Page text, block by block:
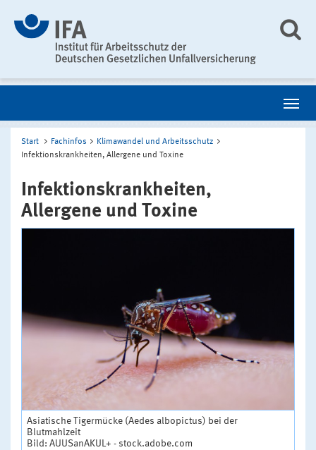
Start Fachinfos
Klimawandel und Arbeitsschutz
Infektionskrankheiten, Allergene und Toxine
Infektionskrankheiten,
Allergene und Toxine
Asiatische Tigermücke (Aedes albopictus) bei der
Blutmahlzeit
Bild: AUUSanAKUL+ - stock.adobe.com